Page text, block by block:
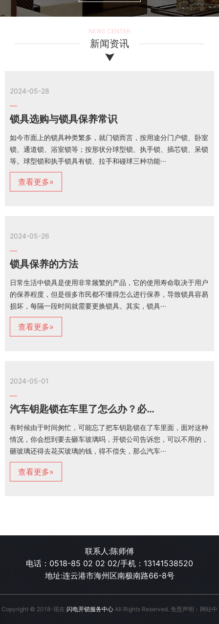
NEWS CENTER
新闻资讯
2024-05-28
锁具选购与锁具保养常识
如今市面上的锁具种类繁多，就门锁而言，按用途分门户锁、卧室
锁、通道锁、浴室锁等；按形状分球型锁、执手锁、插芯锁、呆锁
等。球型锁和执手锁具有锁、拉手和碰球三种功能···
查看更多»
2024-05-26
锁具保养的方法
日常生活中锁具是使用非常频繁的产品，它的使用寿命取决于用户
的保养程度，但是很多市民都不懂得怎么进行保养，导致锁具容易
损坏，每隔一段时间就需要更换锁具。其实，锁具···
查看更多»
2024-05-01
汽车钥匙锁在车里了怎么办？必须砸玻璃吗
有时候由于时间匆忙，可能忘了把车钥匙锁在了车里面，面对这种
情况，你会想到要去砸车玻璃吗，开锁公司告诉您，可以不用的，
砸玻璃还得去花买玻璃的钱，得不偿失，那么汽车···
查看更多»
联系人:陈师傅
电话： 0518-85 02 02 02/手机： 13141538520
地址:连云港市海州区南极南路66-8号
Copyright © 2018-现在 闪电开锁服务中心 All Rights Reserved. 免责声明：网站中